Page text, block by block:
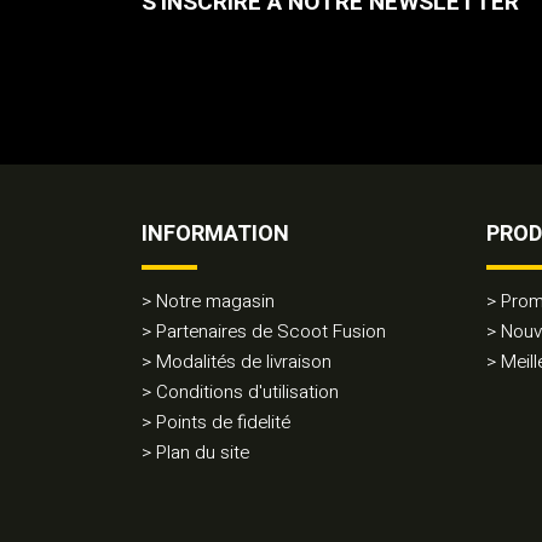
INFORMATION
Notre magasin
Partenaires de Scoot Fusion
Modalités de livraison
Conditions d'utilisation
Points de fidelité
Plan du site